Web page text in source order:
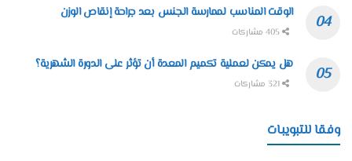
الوقت المناسب لممارسة الجنس بعد جراحة إنقاص الوزن
هل يمكن لعملية تكميم المعدة أن تؤثر على الدورة الشهرية؟
وفقا للتبويبات